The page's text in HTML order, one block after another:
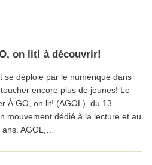
on lit! à découvrir!
se déploie par le numérique dans
encore plus de jeunes! Le
À GO, on lit! (AGOL), du 13
mouvement dédié à la lecture et au
ans. AGOL,…